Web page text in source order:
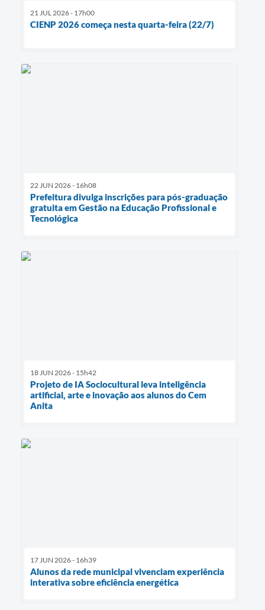
21 JUL 2026 - 17h00
CIENP 2026 começa nesta quarta-feira (22/7)
22 JUN 2026 - 16h08
Prefeitura divulga inscrições para pós-graduação
gratuita em Gestão na Educação Profissional e
Tecnológica
18 JUN 2026 - 15h42
Projeto de IA Sociocultural leva inteligência
artificial, arte e inovação aos alunos do Cem
Anita
17 JUN 2026 - 16h39
Alunos da rede municipal vivenciam experiência
interativa sobre eficiência energética